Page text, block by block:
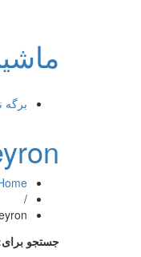
برگه
/
جستجو